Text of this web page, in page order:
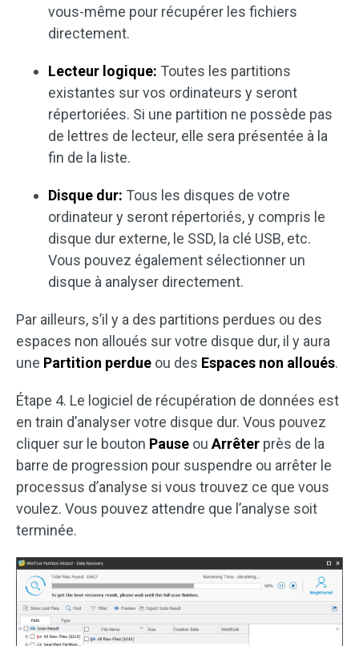
vous-même pour récupérer les fichiers
directement.
Lecteur logique: Toutes les partitions
existantes sur vos ordinateurs y seront
répertoriées. Si une partition ne possède pas
de lettres de lecteur, elle sera présentée à la
fin de la liste.
Disque dur: Tous les disques de votre
ordinateur y seront répertoriés, y compris le
disque dur externe, le SSD, la clé USB, etc.
Vous pouvez également sélectionner un
disque à analyser directement.
Par ailleurs, s’il y a des partitions perdues ou des
espaces non alloués sur votre disque dur, il y aura
une Partition perdue ou des Espaces non alloués.
Étape 4. Le logiciel de récupération de données est
en train d’analyser votre disque dur. Vous pouvez
cliquer sur le bouton Pause ouArrêter près de la
barre de progression pour suspendre ou arrêter le
processus d’analyse si vous trouvez ce que vous
voulez. Vous pouvez attendre que l’analyse soit
terminée.